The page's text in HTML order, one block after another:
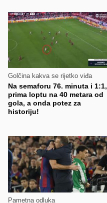
Golčina kakva se rijetko viđa
Na semaforu 76. minuta i 1:1,
prima loptu na 40 metara od
gola, a onda potez za
historiju!
Pametna odluka